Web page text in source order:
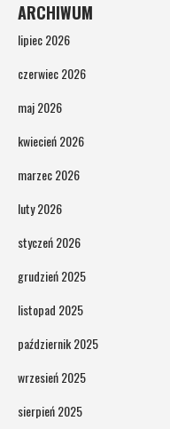
ARCHIWUM
lipiec 2026
czerwiec 2026
maj 2026
kwiecień 2026
marzec 2026
luty 2026
styczeń 2026
grudzień 2025
listopad 2025
październik 2025
wrzesień 2025
sierpień 2025